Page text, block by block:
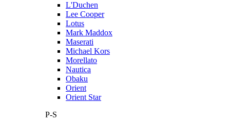
L'Duchen
Lee Cooper
Lotus
Mark Maddox
Maserati
Michael Kors
Morellato
Nautica
Obaku
Orient
Orient Star
P-S